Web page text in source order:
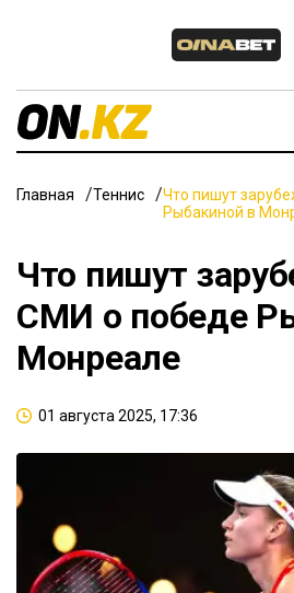
Главная Теннис
Что пишут
Рыбакиной в
Что пишут
СМИ о победе
Монреале
01 августа 2025, 17:36